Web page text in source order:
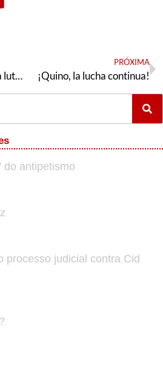
Contra a destruição, a luta! A reforma administrativa do governo Bolsonaro não pode passar
PRÓXIMA
¡Quino, la lucha continua!
do antipetismo
processo judicial contra Cid